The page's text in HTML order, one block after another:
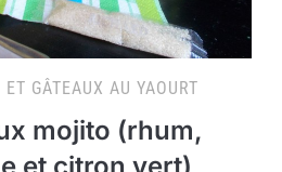
GÂTEAUX AU YAOURT
mojito (rhum,